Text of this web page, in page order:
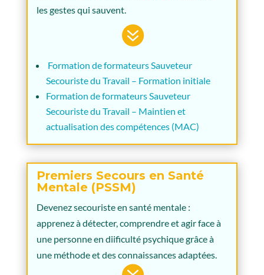
les gestes qui sauvent.

Formation de formateurs Sauveteur
Secouriste du Travail – Formation initiale
Formation de formateurs Sauveteur
Secouriste du Travail – Maintien et
actualisation des compétences (MAC)
Premiers Secours en Santé
Mentale (PSSM)
Devenez secouriste en santé mentale :
apprenez à détecter, comprendre et agir face à
une personne en diificulté psychique grâce à
une méthode et des connaissances adaptées.